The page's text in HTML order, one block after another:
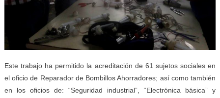
Este trabajo ha permitido la acreditación de 61 sujetos sociales en
el oficio de Reparador de Bombillos Ahorradores; así como también
en los oficios de: “Seguridad industrial”, “Electrónica básica” y